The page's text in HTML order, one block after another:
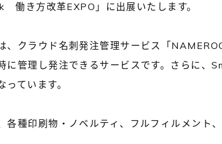
働き方改革EXPO」に出展いたします。
、クラウド名刺発注管理サービス「
に管理し発注できるサービスです。さらに、
っています。
各種印刷物・ノベルティ、フルフィルメント